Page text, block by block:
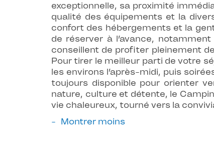
exceptionnelle, sa proximité
qualité des équipements et la
confort des hébergements et la
de réserver à l’avance,
conseillent de profiter pleinement
Pour tirer le meilleur parti de votre
les environs l’après-midi, puis
toujours disponible pour orienter
nature, culture et détente, le
vie chaleureux, tourné vers la
Montrer moins